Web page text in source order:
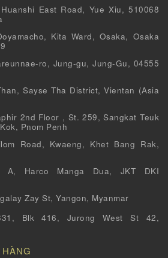
East Road, Yue Xiu, 510068
Kita Ward, Osaka, Osaka
ro, Jung-gu, Jung-Gu, 04555
Sayse Tha District, Vientan (Asia
2nd Floor , St. 259, Sangkat Teuk
Pnom Penh
Road, Kwaeng, Khet Bang Rak,
A, Harco Manga Dua, JKT DKI
Zay St, Yangon, Myanmar
Blk 416, Jurong West St 42,